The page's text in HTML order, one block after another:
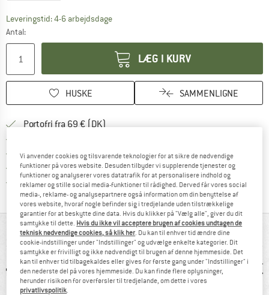
Leveringstid: 4-6 arbejdsdageLinket åbnes i en infoboks og indeholder
Antal:
LÆG I KURV
HUSKE SAMMENLIGNE
Portofri fra 69 € (DK)
> 4.000.000 tilfredse kunder
Alle artikler på lager
Vi er Trustpilot-certificeret - oplysningerne får du
ALT I OVERBLIK
Vi anvender cookies og tilsvarende teknologier for at sikre de nødvendige
funktioner på vores website. Desuden tilbyder vi supplerende tjenester og
funktioner og analyserer vores datatrafik for at personalisere indhold og
reklamer og stille social media-funktioner til rådighed. Derved får vores social
media-, reklame- og analysepartnere også information om din benyttelse af
vores website, hvoraf nogle befinder sig i tredjelande uden tilstrækkelige
garantier for at beskytte dine data. Hvis du klikker på "Vælg alle", giver du dit
samtykke til dette. Hvis du ikke vil acceptere brugen af cookies undtagen de
teknisk nødvendige cookies, så klik her. Du kan til enhver tid ændre dine
cookie-indstillinger under "Indstillinger" og udvælge enkelte kategorier. Dit
samtykke er frivilligt og ikke nødvendigt til brugen af denne hjemmeside. Det
kan til enhver tid tilbagekaldes eller gives for første gang under "Indstillinger" i
den nederste del på vores hjemmeside. Du kan finde flere oplysninger,
herunder risikoen for overførsler til tredjelande, om dette i vores
privatlivspolitik.